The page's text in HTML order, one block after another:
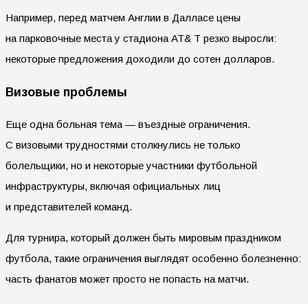
Например, перед матчем Англии в Далласе цены
на парковочные места у стадиона AT& T резко выросли:
некоторые предложения доходили до сотен долларов.
Визовые проблемы
Еще одна больная тема — въездные ограничения.
С визовыми трудностями столкнулись не только
болельщики, но и некоторые участники футбольной
инфраструктуры, включая официальных лиц
и представителей команд.
Для турнира, который должен быть мировым праздником
футбола, такие ограничения выглядят особенно болезненно:
часть фанатов может просто не попасть на матчи.